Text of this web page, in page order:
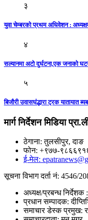
३
युवा चेम्बरको प्रथम अधिवेशन : अध्यक्षमा
४
सल्यानमा अटो दुर्घटना,एक जनाको
५
बिजौरी उवासघंद्धारा ट्रक यातायात
मार्ग निर्देशन मिडिया
ठेगाना: तुलसीपुर, दाङ
फोन: +९७७-
ई-मेल:
सूचना विभाग दर्ता नं: 4546/
अध्यक्ष/प्रबन्ध निर्देशक
प्रधान सम्पादक:
समाचार डेस्क प्रमुख: